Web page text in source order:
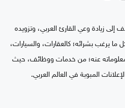
زيادة وعي القارئ العربي، وتزويده
يرغب بشرائه؛ كالعقارات، والسيارات،
معلوماته عنه؛ من خدمات ووظائف، حيث
المبوبة في العالم العربي.